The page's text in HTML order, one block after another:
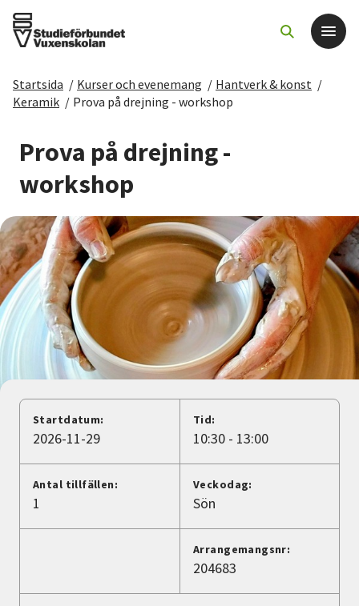
Det här gör vi
För dig som
Sök kurser och evenemang
Om SV
Starta studiecirkel
Cirkelledare
Nyheter
Avdelningar
Lyssna
Startsida / Kurser och evenemang / Hantverk & konst /
Keramik / Prova på drejning - workshop
Prova på drejning -
workshop
Startdatum:
2026-11-29
Tid:
10:30 - 13:00
Antal tillfällen:
1
Veckodag:
Sön
Arrangemangsnr:
204683